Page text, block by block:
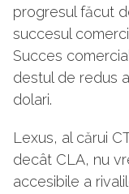
progresul făcut
succesul
Succes
destul de redus
dolari.
Lexus, al cărui
decât CLA, nu
accesibile a